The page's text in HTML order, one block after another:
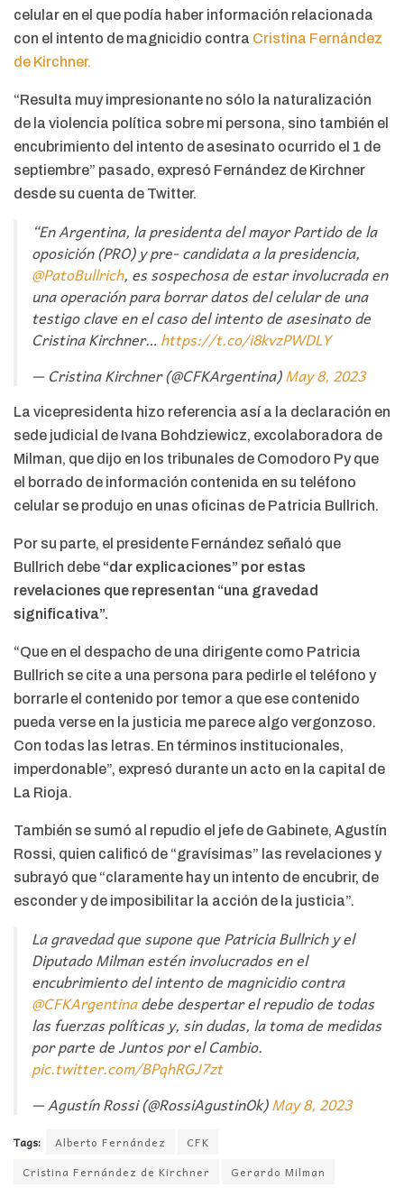
celular en el que podía haber información relacionada
con el intento de magnicidio contra Cristina Fernández
de Kirchner.
“Resulta muy impresionante no sólo la naturalización
de la violencia política sobre mi persona, sino también el
encubrimiento del intento de asesinato ocurrido el 1 de
septiembre” pasado, expresó Fernández de Kirchner
desde su cuenta de Twitter.
“En Argentina, la presidenta del mayor Partido de la
oposición (PRO) y pre- candidata a la presidencia,
@PatoBullrich, es sospechosa de estar involucrada en
una operación para borrar datos del celular de una
testigo clave en el caso del intento de asesinato de
Cristina Kirchner…https://t.co/i8kvzPWDLY
— Cristina Kirchner (@CFKArgentina)May 8, 2023
La vicepresidenta hizo referencia así a la declaración en
sede judicial de Ivana Bohdziewicz, excolaboradora de
Milman, que dijo en los tribunales de Comodoro Py que
el borrado de información contenida en su teléfono
celular se produjo en unas oficinas de Patricia Bullrich.
Por su parte, el presidente Fernández señaló que
Bullrich debe “dar explicaciones” por estas
revelaciones que representan “una gravedad
significativa”.
“Que en el despacho de una dirigente como Patricia
Bullrich se cite a una persona para pedirle el teléfono y
borrarle el contenido por temor a que ese contenido
pueda verse en la justicia me parece algo vergonzoso.
Con todas las letras. En términos institucionales,
imperdonable”, expresó durante un acto en la capital de
La Rioja.
También se sumó al repudio el jefe de Gabinete, Agustín
Rossi, quien calificó de “gravísimas” las revelaciones y
subrayó que “claramente hay un intento de encubrir, de
esconder y de imposibilitar la acción de la justicia”.
La gravedad que supone que Patricia Bullrich y el
Diputado Milman estén involucrados en el
encubrimiento del intento de magnicidio contra
@CFKArgentinadebe despertar el repudio de todas
las fuerzas políticas y, sin dudas, la toma de medidas
por parte de Juntos por el Cambio.
pic.twitter.com/BPqhRGJ7zt
— Agustín Rossi (@RossiAgustinOk)May 8, 2023
Tags: Alberto Fernández
CFK
Cristina Fernández de Kirchner
Gerardo Milman